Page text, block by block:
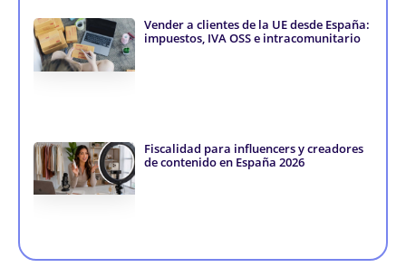
Vender a clientes de la UE desde España:
impuestos, IVA OSS e intracomunitario
Fiscalidad para influencers y creadores
de contenido en España 2026